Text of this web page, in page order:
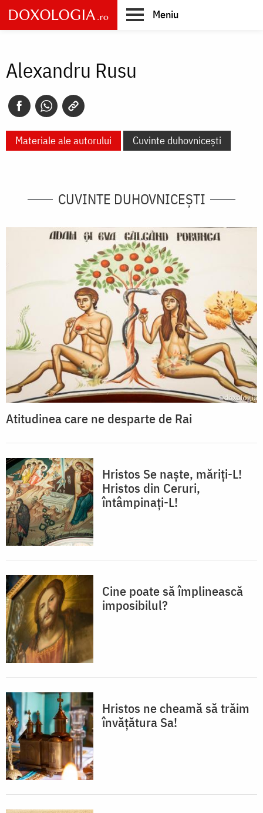
Skip
to
main
Meniu
Alexandru Rusu
Materiale ale autorului Cuvinte duhovnicești
CUVINTE DUHOVNICEȘTI
Atitudinea care ne desparte de Rai
Hristos Se naște, măriți-L!
Hristos din Ceruri,
întâmpinați-L!
Cine poate să împlinească
imposibilul?
Hristos ne cheamă să trăim
învățătura Sa!